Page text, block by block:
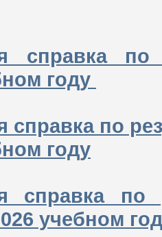
справка
году
справка по
году
справка
учебном